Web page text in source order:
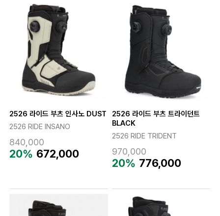
2526 라이드 부츠 인사노 DUST
2526 RIDE INSANO
840,000
20% 672,000
2526 라이드 부츠 트라이던트
BLACK
2526 RIDE TRIDENT
970,000
20% 776,000